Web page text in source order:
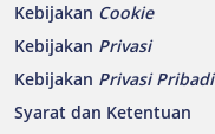
Kebijakan Cookie
Kebijakan Privasi
Kebijakan Privasi Pribadi
Syarat dan Ketentuan